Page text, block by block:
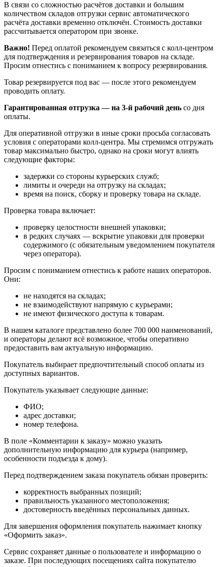
В связи со сложностью расчётов доставки и большим
количеством складов отгрузки сервис автоматического
расчёта доставки временно отключён. Стоимость доставки
рассчитывается оператором при звонке.
Важно! Перед оплатой рекомендуем связаться с колл‑центром
для подтверждения и резервирования товаров на складе.
Просим отнестись с пониманием к вопросу резервирования.
Товар резервируется под вас — после этого рекомендуем
проводить оплату.
Гарантированная отгрузка — на 3‑й рабочий день со дня
оплаты.
Для оперативной отгрузки в иные сроки просьба согласовать
условия с операторами колл‑центра. Мы стремимся отгружать
товар максимально быстро, однако на сроки могут влиять
следующие факторы:
задержки со стороны курьерских служб;
лимиты и очереди на отгрузку на складах;
время на поиск, сборку и проверку товара на складе.
Проверка товара включает:
проверку целостности внешней упаковки;
в редких случаях — вскрытие упаковки для проверки
содержимого (с обязательным уведомлением покупателя
через оператора).
Просим с пониманием отнестись к работе наших операторов.
Они:
не находятся на складах;
не взаимодействуют напрямую с курьерами;
не имеют физического доступа к товарам.
В нашем каталоге представлено более 700 000 наименований,
и операторы делают всё возможное, чтобы оперативно
предоставить вам актуальную информацию.
Покупатель выбирает предпочтительный способ оплаты из
доступных вариантов.
Покупатель указывает следующие данные:
ФИО;
адрес доставки;
номер телефона.
В поле «Комментарии к заказу» можно указать
дополнительную информацию для курьера (например,
особенности подъезда к дому).
Перед подтверждением заказа покупатель обязан проверить:
корректность выбранных позиций;
правильность указанного местоположения;
достоверность введённых персональных данных.
Для завершения оформления покупатель нажимает кнопку
«Оформить заказ».
Сервис сохраняет данные о пользователе и информацию о
заказе. При последующих посещениях сайта покупателю